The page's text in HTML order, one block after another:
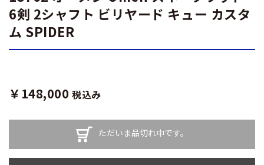
6剣 2シャフト ビリヤード キュー カスタ
ム SPIDER
￥148,000 税込み
ただいま品切れ中です。